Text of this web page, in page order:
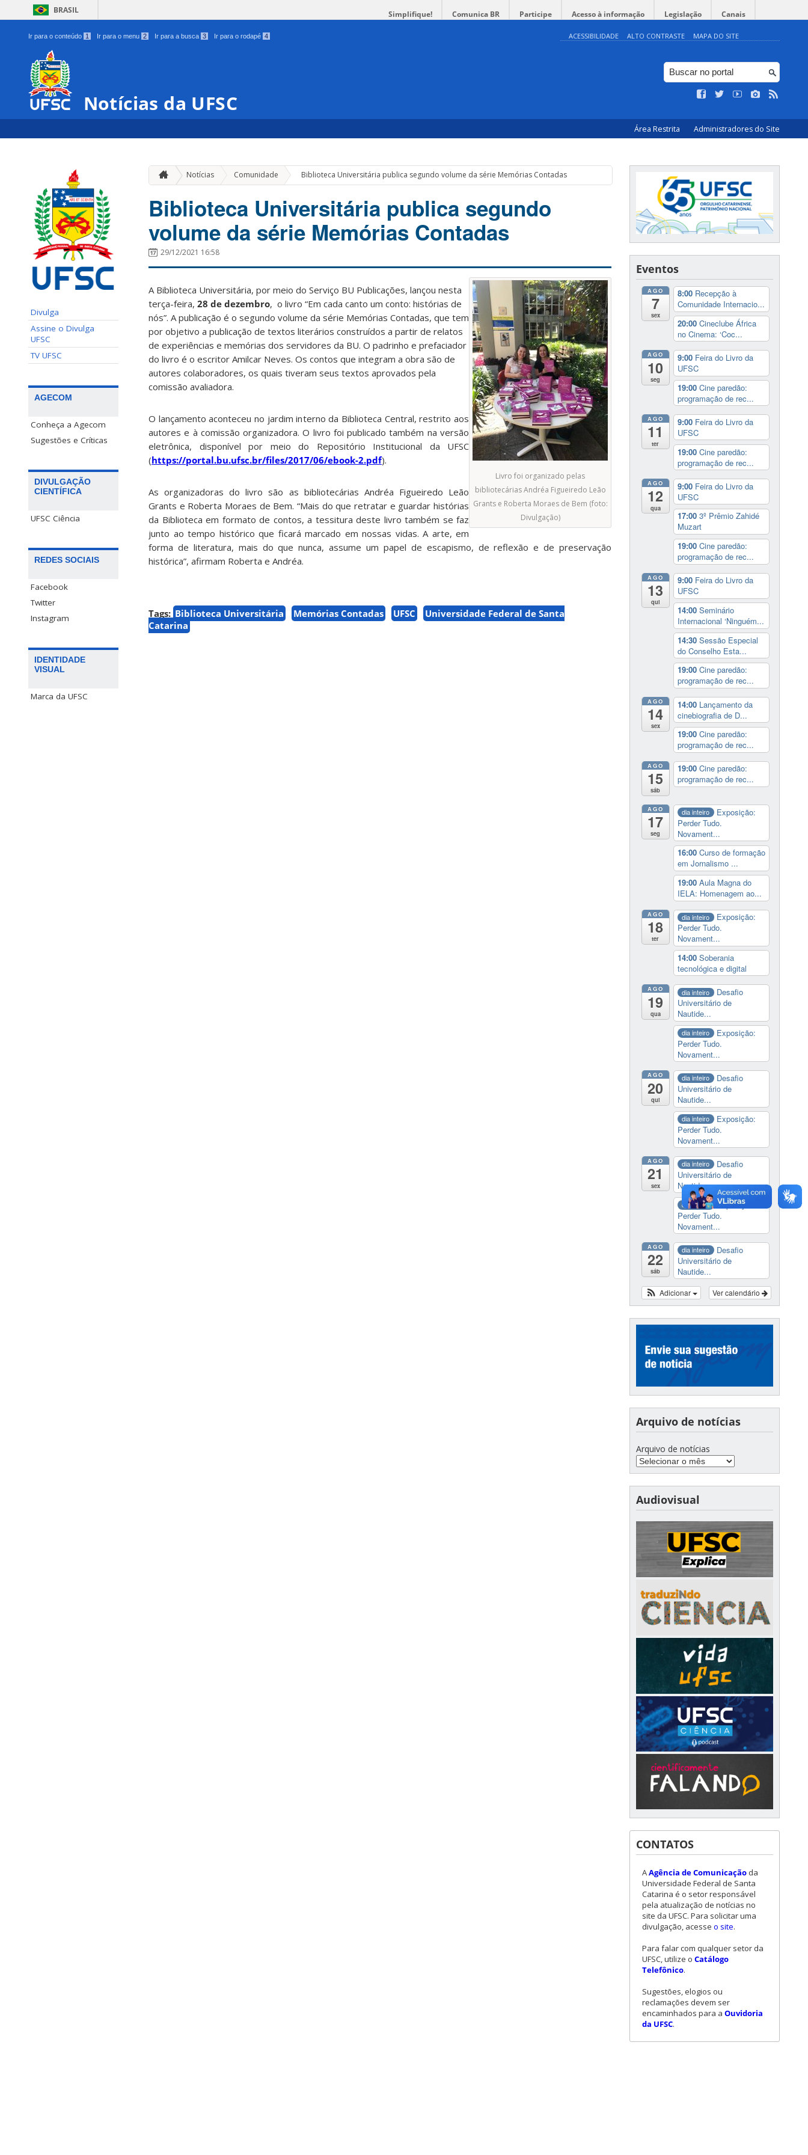
BRASIL Simplifique! Comunica BR Participe Acesso à informação Legislação Canais
Ir para o conteúdo 1 Ir para o menu 2 Ir para a busca 3 Ir para o rodapé 4 ACESSIBILIDADE ALTO CONTRASTE MAPA DO SITE
Notícias da UFSC
Área Restrita Administradores do Site
Divulga
Assine o Divulga
UFSC
TV UFSC
AGECOM
Conheça a Agecom
Sugestões e Críticas
DIVULGAÇÃO
CIENTÍFICA
UFSC Ciência
REDES SOCIAIS
Facebook
Twitter
Instagram
IDENTIDADE
VISUAL
Marca da UFSC
Notícias Comunidade » Biblioteca Universitária publica segundo volume da série Memórias Contadas
Biblioteca Universitária publica segundo
volume da série Memórias Contadas
29/12/2021 16:58
Livro foi organizado pelas
bibliotecárias Andréa Figueiredo Leão
Grants e Roberta Moraes de Bem (foto:
Divulgação)
A Biblioteca Universitária, por meio do Serviço BU Publicações, lançou nesta
terça-feira, 28 de dezembro, o livro “Em cada canto um conto: histórias de
nós”. A publicação é o segundo volume da série Memórias Contadas, que tem
por objetivo a publicação de textos literários construídos a partir de relatos
de experiências e memórias dos servidores da BU. O padrinho e prefaciador
do livro é o escritor Amilcar Neves. Os contos que integram a obra são de
autores colaboradores, os quais tiveram seus textos aprovados pela
comissão avaliadora.
O lançamento aconteceu no jardim interno da Biblioteca Central, restrito aos
autores e à comissão organizadora. O livro foi publicado também na versão
eletrônica, disponível por meio do Repositório Institucional da UFSC
(https://portal.bu.ufsc.br/files/2017/06/ebook-2.pdf).
As organizadoras do livro são as bibliotecárias Andréa Figueiredo Leão
Grants e Roberta Moraes de Bem. “Mais do que retratar e guardar histórias
da Biblioteca em formato de contos, a tessitura deste livro também se faz
junto ao tempo histórico que ficará marcado em nossas vidas. A arte, em
forma de literatura, mais do que nunca, assume um papel de escapismo, de reflexão e de preservação
histórica”, afirmam Roberta e Andréa.
Tags: Biblioteca Universitária Memórias Contadas UFSC
Universidade Federal de Santa
Catarina
Eventos
AGO
7
sex
8:00 Recepção à
Comunidade Internacio...
20:00 Cineclube África
no Cinema: ‘Coc...
AGO
10
seg
9:00 Feira do Livro da
UFSC
19:00 Cine paredão:
programação de rec...
AGO
11
ter
9:00 Feira do Livro da
UFSC
19:00 Cine paredão:
programação de rec...
AGO
12
qua
9:00 Feira do Livro da
UFSC
17:00 3º Prêmio Zahidé
Muzart
19:00 Cine paredão:
programação de rec...
AGO
13
qui
9:00 Feira do Livro da
UFSC
14:00 Seminário
Internacional ‘Ninguém...
14:30 Sessão Especial
do Conselho Esta...
19:00 Cine paredão:
programação de rec...
AGO
14
sex
14:00 Lançamento da
cinebiografia de D...
19:00 Cine paredão:
programação de rec...
AGO
15
sáb
19:00 Cine paredão:
programação de rec...
AGO
17
seg
dia inteiro
Exposição:
Perder Tudo.
Novament...
16:00 Curso de formação
em Jornalismo ...
19:00 Aula Magna do
IELA: Homenagem ao...
AGO
18
ter
dia inteiro
Exposição:
Perder Tudo.
Novament...
14:00 Soberania
tecnológica e digital
AGO
19
qua
dia inteiro
Desafio
Universitário de
Nautide...
dia inteiro
Exposição:
Perder Tudo.
Novament...
AGO
20
qui
dia inteiro
Desafio
Universitário de
Nautide...
dia inteiro
Exposição:
Perder Tudo.
Novament...
AGO
21
sex
dia inteiro
Desafio
Universitário de
Nautide...
dia inteiro
Exposição:
Perder Tudo.
Novament...
AGO
22
sáb
dia inteiro
Desafio
Universitário de
Nautide...
Ver calendário
Adicionar
Arquivo de notícias
Arquivo de notícias
Audiovisual
CONTATOS
AAgência de Comunicação da
Universidade Federal de Santa
Catarina é o setor responsável
pela atualização de notícias no
site da UFSC. Para solicitar uma
divulgação, acesse o site.
Para falar com qualquer setor da
UFSC, utilize o Catálogo
Telefônico.
Sugestões, elogios ou
reclamações devem ser
encaminhados para a Ouvidoria
da UFSC.